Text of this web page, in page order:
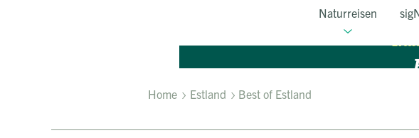
Naturreisen
Home Estland Best of Estland
Überblick